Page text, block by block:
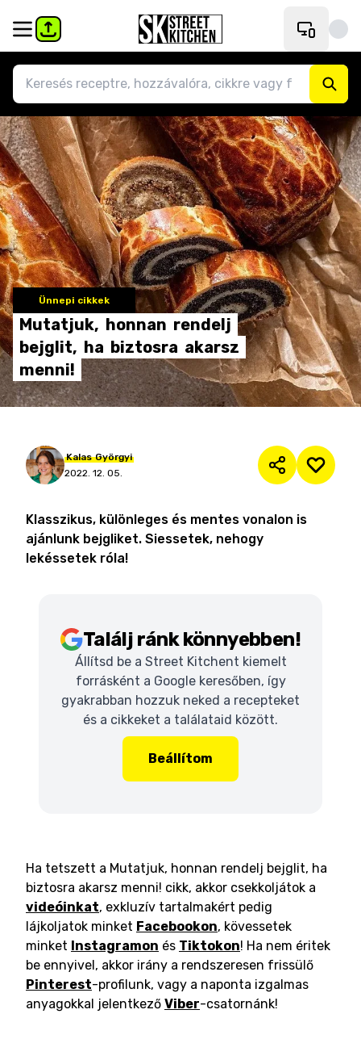
Ünnepi cikkek
Mutatjuk, honnan rendelj
bejglit, ha biztosra akarsz
menni!
Kalas Györgyi
2022. 12. 05.
Klasszikus, különleges és mentes vonalon is
ajánlunk bejgliket. Siessetek, nehogy
lekéssetek róla!
Találj ránk könnyebben!
Állítsd be a Street Kitchent kiemelt
forrásként a Google keresőben, így
gyakrabban hozzuk neked a recepteket
és a cikkeket a találataid között.
Beállítom
Ha tetszett a Mutatjuk, honnan rendelj bejglit, ha
biztosra akarsz menni! cikk, akkor csekkoljátok a
videóinkat, exkluzív tartalmakért pedig
lájkoljatok minket Facebookon, kövessetek
minket Instagramon és Tiktokon! Ha nem éritek
be ennyivel, akkor irány a rendszeresen frissülő
Pinterest-profilunk, vagy a naponta izgalmas
anyagokkal jelentkező Viber-csatornánk!